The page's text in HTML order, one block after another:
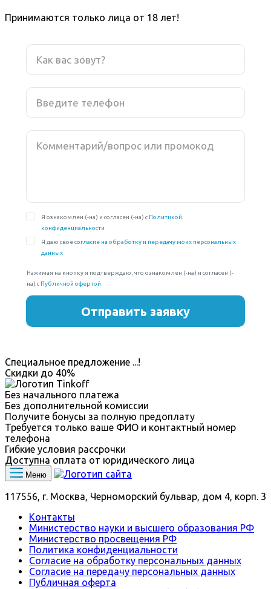
Принимаются только лица от 18 лет!
Специальное предложение
!
Скидки до 40%
Без начального платежа
Без дополнительной комиссии
Получите бонусы за полную предоплату
Требуется только ваше ФИО и контактный номер
телефона
Гибкие условия рассрочки
Доступна оплата от юридического лица
Меню
117556, г. Москва, Черноморский бульвар, дом 4, корп. 3
Контакты
Министерство науки и высшего образования РФ
Министерство просвещения РФ
Политика конфиденциальности
Согласие на обработку персональных данных
Согласие на передачу персональных данных
Публичная оферта